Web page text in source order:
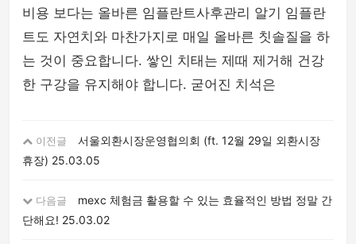
비용 보다는 올바른 임플란트사후관리 알기 임플란
트도 자연치와 마찬가지로 매일 올바른 칫솔질을 하
는 것이 중요합니다. 쌓인 치태는 제때 제거해 건강
한 구강을 유지해야 합니다. 굳어진 치석은
이전글
서울외환시장운영협의회 (ft. 12월 29일 외환시장
휴장) 25.03.05
다음글
mexc 체험금 활용할 수 있는 효율적인 방법 정말 간
단해요! 25.03.02